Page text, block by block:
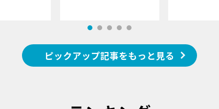
ピックアップ記事をもっと見る